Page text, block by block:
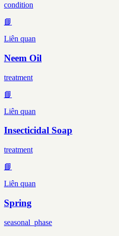
condition
📘
Liên quan
Neem Oil
treatment
📘
Liên quan
Insecticidal Soap
treatment
📘
Liên quan
Spring
seasonal_phase